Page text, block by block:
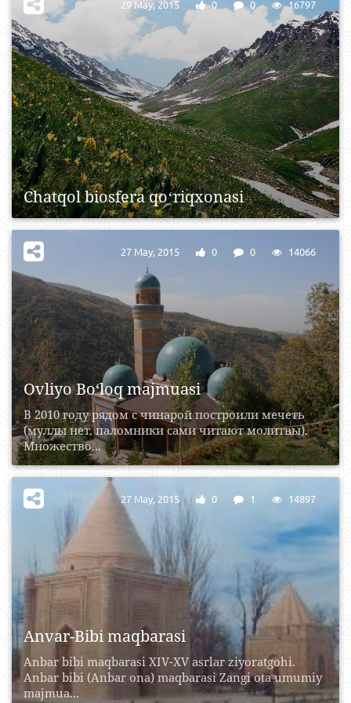
Chatqol biosfera qoʻriqxonasi
29 May, 2015 0 0 16797
Ovliyo Bo‘loq majmuasi
В 2010 году рядом с чинарой построили мечеть
(муллы нет, паломники сами читают молитвы).
Множество...
27 May, 2015 0 0 14066
Anvar-Bibi maqbarasi
Anbar bibi maqbarasi XIV-XV asrlar ziyoratgohi.
Anbar bibi (Anbar ona) maqbarasi Zangi ota umumiy
majmua...
27 May, 2015 0 1 14897